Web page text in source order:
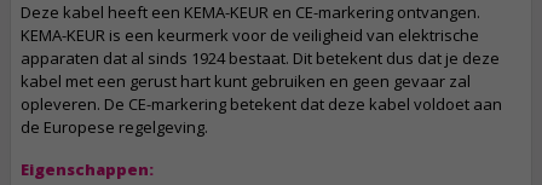
Deze kabel heeft een KEMA-KEUR en CE-markering ontvangen.
KEMA-KEUR is een keurmerk voor de veiligheid van elektrische
apparaten dat al sinds 1924 bestaat. Dit betekent dus dat je deze
kabel met een gerust hart kunt gebruiken en geen gevaar zal
opleveren. De CE-markering betekent dat deze kabel voldoet aan
de Europese regelgeving.
Eigenschappen: